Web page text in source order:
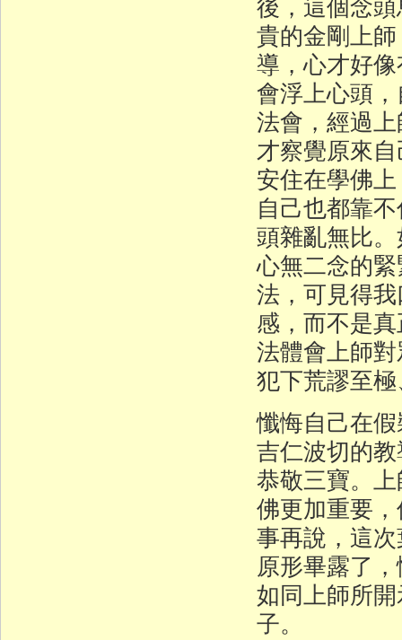
貴的金剛上
導，心才好
會浮上心頭
法會，經過
才察覺原來
安住在學佛
自己也都靠
頭雜亂無比
心無二念的
法，可見得
感，而不是
法體會上師
犯下荒謬至
懺悔自己在
吉仁波切的
恭敬三寶。
佛更加重要
事再說，這
原形畢露了
如同上師所
子。